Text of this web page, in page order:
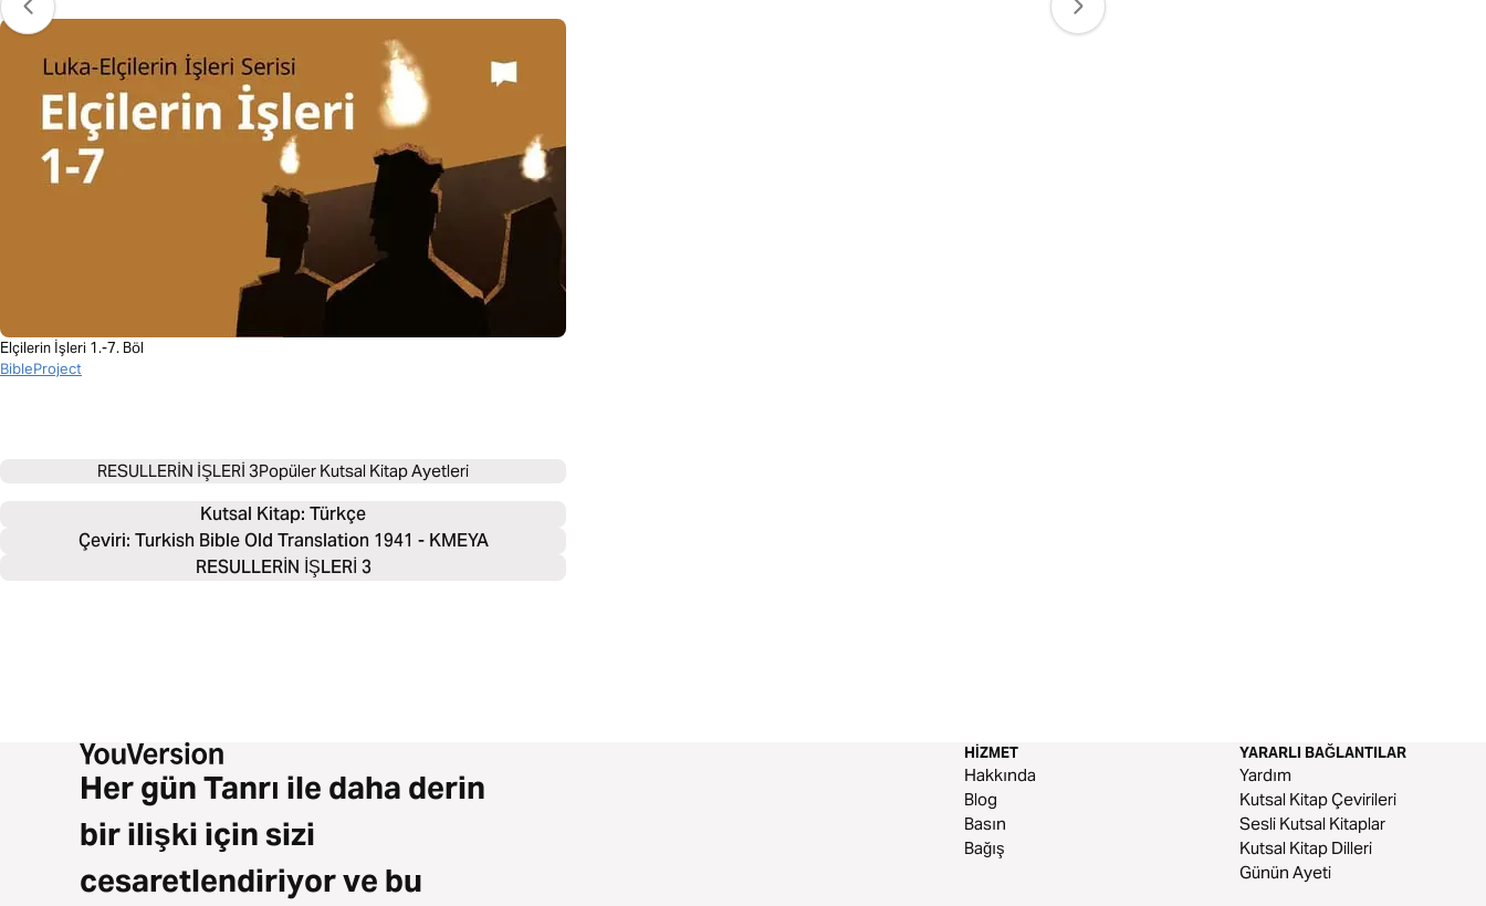
Elçilerin İşleri 1.-7. Böl
BibleProject
RESULLERİN İŞLERİ 3Popüler Kutsal Kitap Ayetleri
Kutsal Kitap: Türkçe
Çeviri: Turkish Bible Old Translation 1941 - KMEYA
RESULLERİN İŞLERİ 3
Her gün Tanrı ile daha derin
bir ilişki için sizi
cesaretlendiriyor ve bu
HIZMET
Hakkında
Blog
Basın
Bağış
YARARLI BAĞLANTILAR
Yardım
Kutsal Kitap Çevirileri
Sesli Kutsal Kitaplar
Kutsal Kitap Dilleri
Günün Ayeti